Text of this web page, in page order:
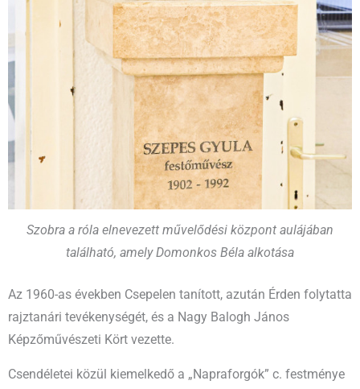
Szobra a róla elnevezett művelődési központ aulájában
található, amely Domonkos Béla alkotása
Az 1960-as években Csepelen tanított, azután Érden folytatta
rajztanári tevékenységét, és a Nagy Balogh János
Képzőművészeti Kört vezette.
Csendéletei közül kiemelkedő a „Napraforgók” c. festménye